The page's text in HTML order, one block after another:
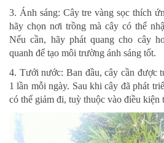
3. Ánh sáng: Cây tre vàng sọc thích
hãy chọn nơi trồng mà cây có thể
Nếu cần, hãy phát quang cho cây
quanh để tạo môi trường ánh sáng tốt.
4. Tưới nước: Ban đầu, cây cần được
1 lần mỗi ngày. Sau khi cây đã phát
có thể giảm đi, tuỳ thuộc vào điều kiện